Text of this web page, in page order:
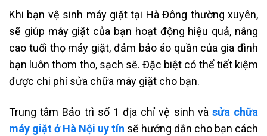
Khi bạn vệ sinh máy giặt tại Hà Đông thường xuyên,
sẽ giúp máy giặt của bạn hoạt động hiệu quả, nâng
cao tuổi thọ máy giặt, đảm bảo áo quần của gia đình
bạn luôn thơm tho, sạch sẽ. Đặc biệt có thể tiết kiệm
được chi phí sửa chữa máy giặt cho bạn.
Trung tâm Bảo trì số 1 địa chỉ vệ sinh và sửa chữa
máy giặt ở Hà Nội uy tín sẽ hướng dẫn cho bạn cách